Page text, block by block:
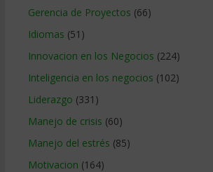
Gerencia de Proyectos (66)
Idiomas (51)
Innovacion en los Negocios (224)
Inteligencia en los negocios (102)
Liderazgo (331)
Manejo de crisis (60)
Manejo del estrés (85)
Motivacion (164)